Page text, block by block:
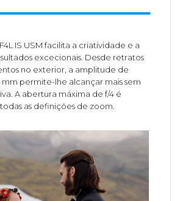
IS USM facilita a criatividade e a
excecionais. Desde retratos
no exterior, a amplitude de
mm permite-lhe alcançar mais sem
A abertura máxima de f/4 é
as definições de zoom.